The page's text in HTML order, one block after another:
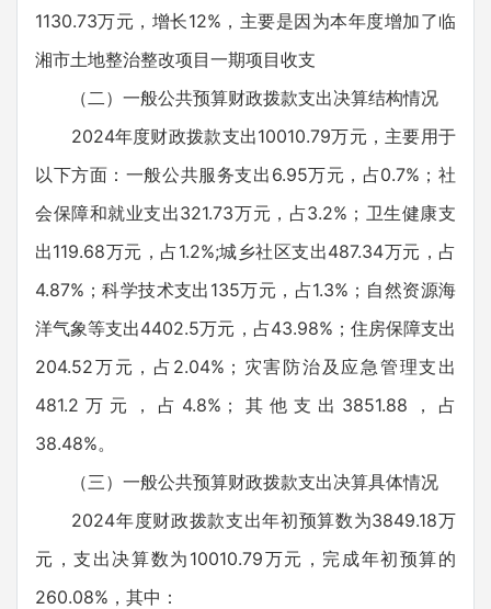
1130.73万元，增长12%，主要是因为本年度增加了临
湘市土地整治整改项目一期项目收支
（二）一般公共预算财政拨款支出决算结构情况
2024年度财政拨款支出10010.79万元，主要用于
以下方面：一般公共服务支出6.95万元，占0.7%；社
会保障和就业支出321.73万元，占3.2%；卫生健康支
出119.68万元，占1.2%;城乡社区支出487.34万元，占
4.87%；科学技术支出135万元，占1.3%；自然资源海
洋气象等支出4402.5万元，占43.98%；住房保障支出
204.52万元，占2.04%；灾害防治及应急管理支出
481.2万元，占4.8%；其他支出3851.88，占
38.48%。
（三）一般公共预算财政拨款支出决算具体情况
2024年度财政拨款支出年初预算数为3849.18万
元，支出决算数为10010.79万元，完成年初预算的
260.08%，其中：